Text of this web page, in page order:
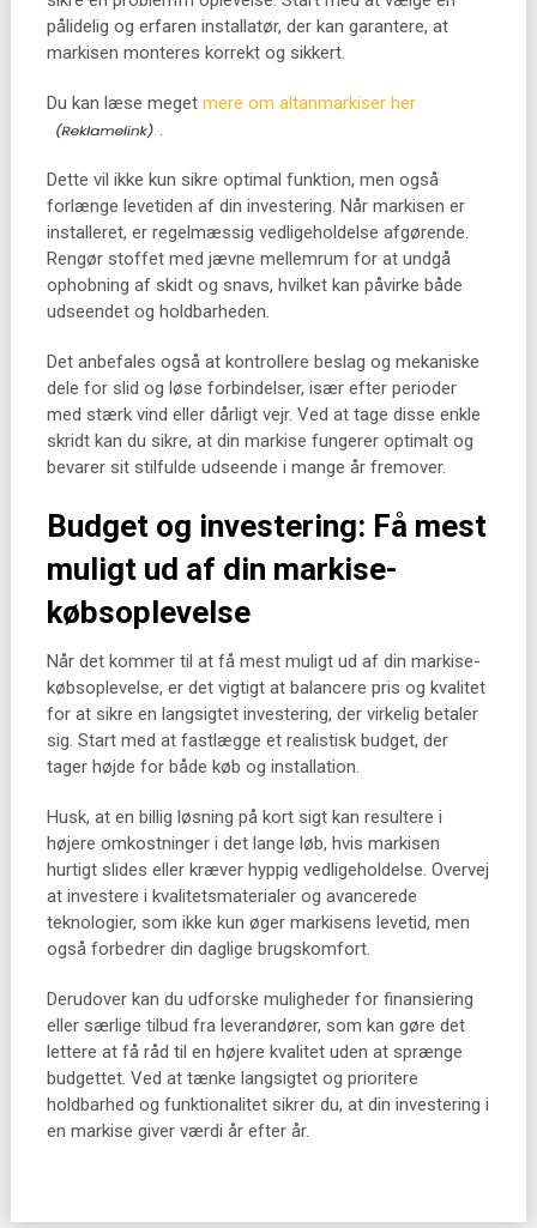
pålidelig og erfaren installatør, der kan garantere, at
markisen monteres korrekt og sikkert.
Du kan læse meget mere om altanmarkiser her
.
Dette vil ikke kun sikre optimal funktion, men også
forlænge levetiden af din investering. Når markisen er
installeret, er regelmæssig vedligeholdelse afgørende.
Rengør stoffet med jævne mellemrum for at undgå
ophobning af skidt og snavs, hvilket kan påvirke både
udseendet og holdbarheden.
Det anbefales også at kontrollere beslag og mekaniske
dele for slid og løse forbindelser, især efter perioder
med stærk vind eller dårligt vejr. Ved at tage disse enkle
skridt kan du sikre, at din markise fungerer optimalt og
bevarer sit stilfulde udseende i mange år fremover.
Budget og investering: Få mest
muligt ud af din markise-
købsoplevelse
Når det kommer til at få mest muligt ud af din markise-
købsoplevelse, er det vigtigt at balancere pris og kvalitet
for at sikre en langsigtet investering, der virkelig betaler
sig. Start med at fastlægge et realistisk budget, der
tager højde for både køb og installation.
Husk, at en billig løsning på kort sigt kan resultere i
højere omkostninger i det lange løb, hvis markisen
hurtigt slides eller kræver hyppig vedligeholdelse. Overvej
at investere i kvalitetsmaterialer og avancerede
teknologier, som ikke kun øger markisens levetid, men
også forbedrer din daglige brugskomfort.
Derudover kan du udforske muligheder for finansiering
eller særlige tilbud fra leverandører, som kan gøre det
lettere at få råd til en højere kvalitet uden at sprænge
budgettet. Ved at tænke langsigtet og prioritere
holdbarhed og funktionalitet sikrer du, at din investering i
en markise giver værdi år efter år.